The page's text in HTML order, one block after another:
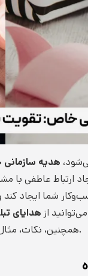
هدیه
ارتباط عاطفی با
شما ایجاد
از هدایای
همچنین، نکات، مثال‌ها و راهکارهای کاربردی ویژه مدیران مارکتینگ و صاحبان کسب‌وکارهای خلاق ارائه خواهد شد.